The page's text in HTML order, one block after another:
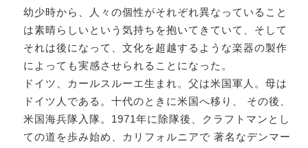
幼少時から、人々の個性がそれぞれ異なっていること
は素晴らしいという気持ちを抱いてきていて、そして
それは後になって、文化を超越するような楽器の製作
によっても実感させられることになった。
ドイツ、カールスルーエ生まれ。父は米国軍人。母は
ドイツ人である。十代のときに米国へ移り、 その後、
米国海兵隊入隊。1971年に除隊後、クラフトマンとし
ての道を歩み始め、カリフォルニアで 著名なデンマー